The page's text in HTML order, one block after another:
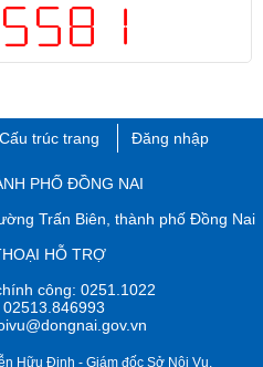
Cấu trúc trang Đăng nhập
PHỐ ĐỒNG NAI
Trấn Biên, thành phố ​Đồng Nai
HỖ TRỢ
công: 0251.1022
Hữu Định​ - Giám đốc Sở Nội Vụ.​